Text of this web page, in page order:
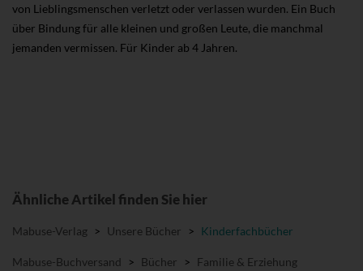
von Lieblingsmenschen verletzt oder verlassen wurden. Ein Buch
über Bindung für alle kleinen und großen Leute, die manchmal
jemanden vermissen. Für Kinder ab 4 Jahren.
Ähnliche Artikel finden Sie hier
Mabuse-Verlag > Unsere Bücher > Kinderfachbücher
Mabuse-Buchversand > Bücher > Familie & Erziehung